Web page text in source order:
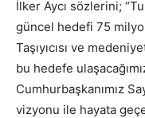
İlker Aycı sözlerini;
güncel hedefi 75
Taşıyıcısı ve
bu hedefe
Cumhurbaşkanımız
vizyonu ile hayata